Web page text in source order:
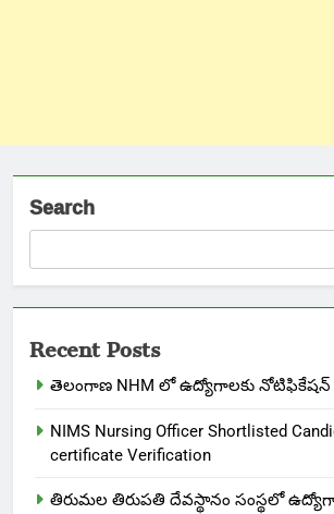
Search
Recent Posts
తెలంగాణ NHM లో ఉద్యోగాలకు నోటిఫికేషన్
NIMS Nursing Officer Shortlisted
certificate Verification
తిరుమల తిరుపతి దేవస్థానం సంస్థలో